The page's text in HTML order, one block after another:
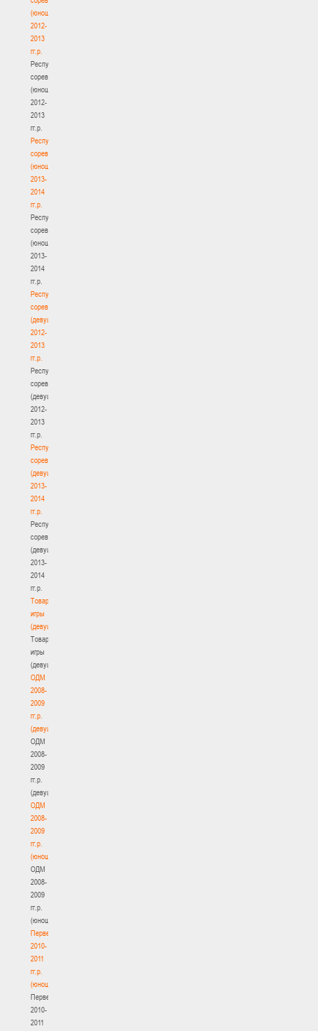
(юноши)
2012-
2013
гг.р.
Республиканские
соревнования
(юноши)
2012-
2013
гг.р.
Республиканские
соревнования
(юноши)
2013-
2014
гг.р.
Республиканские
соревнования
(юноши)
2013-
2014
гг.р.
Республиканские
соревнования
(девушки)
2012-
2013
гг.р.
Республиканские
соревнования
(девушки)
2012-
2013
гг.р.
Республиканские
соревнования
(девушки)
2013-
2014
гг.р.
Республиканские
соревнования
(девушки)
2013-
2014
гг.р.
Товарищеские
игры
(девушки)
Товарищеские
игры
(девушки)
ОДМ
2008-
2009
гг.р.
(девушки)
ОДМ
2008-
2009
гг.р.
(девушки)
ОДМ
2008-
2009
гг.р.
(юноши)
ОДМ
2008-
2009
гг.р.
(юноши)
Первенство
2010-
2011
гг.р.
(юноши)
Первенство
2010-
2011